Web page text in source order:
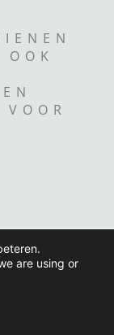
are using or